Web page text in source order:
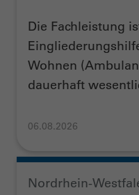
Die Fachleistung
Wohnen
dauerhaft
06.08.2026
Nordrhein-